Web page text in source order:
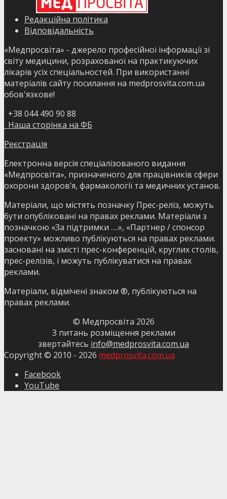
Редакційна політика
Відповідальність
«Медпросвіта» - джерело професійної інформації зі
світу медицини, розрахованої на практикуючих
лікарів усіх спеціальностей. При використанні
матеріалів сайту посилання на medprosvita.com.ua
обов'язкове!
+38 044 490 90 88
Наша сторінка на ФБ
Реєстрація
Електронна версія спеціалізованого видання
«Медпросвіта», призначеного для працівників сфери
охорони здоров’я, фармакології та медичних установ.
Матеріали, що містять позначку Прес-реліз, можуть
бути опубліковані на правах реклами. Матеріали з
позначкою «За підтримки ….», «Партнер / спонсор
проекту» можливо публікуються на правах реклами.
засновані на змісті прес-конференцій, круглих столів,
прес-релізів, і можуть публікуватися на правах
реклами.
Матеріали, відмічені знаком ®, публікуються на
правах реклами.
© Медпросвіта 2026
З питань розміщення реклами
звертайтесь info@medprosvita.com.ua
Copyright © 2010 - 2026 medprosvita.com.ua
Facebook
YouTube